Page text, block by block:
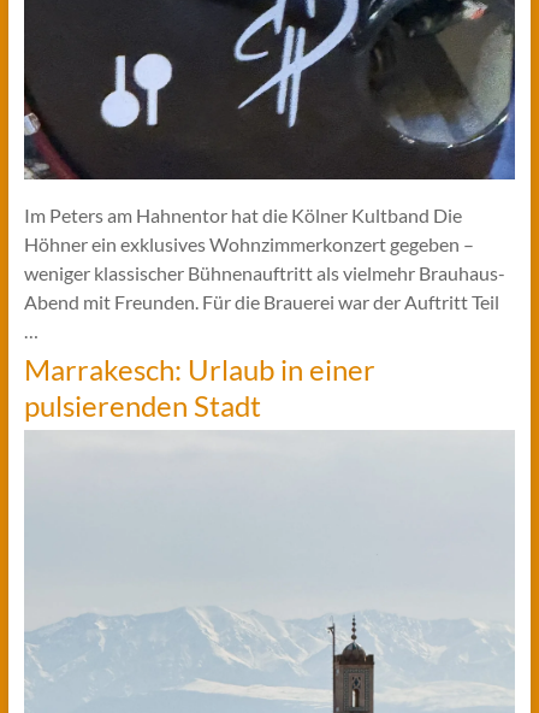
Im Peters am Hahnentor hat die Kölner Kultband Die
Höhner ein exklusives Wohnzimmerkonzert gegeben –
weniger klassischer Bühnenauftritt als vielmehr Brauhaus-
Abend mit Freunden. Für die Brauerei war der Auftritt Teil
…
Marrakesch: Urlaub in einer
pulsierenden Stadt